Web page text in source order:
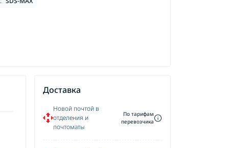
Доставка
Новой почтой в
отделения и
почтоматы
По тарифам
перевозчика